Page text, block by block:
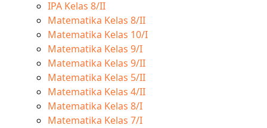
IPA Kelas 8/II
Matematika Kelas 8/II
Matematika Kelas 10/I
Matematika Kelas 9/I
Matematika Kelas 9/II
Matematika Kelas 5/II
Matematika Kelas 4/II
Matematika Kelas 8/I
Matematika Kelas 7/I